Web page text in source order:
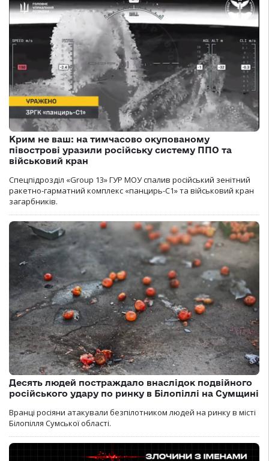
Крим не ваш: на тимчасово окупованому
півострові уразили російську систему ППО та
військовий кран
Спецпідрозділ «Group 13» ГУР МОУ спалив російський зенітний
ракетно-гарматний комплекс «панцирь-С1» та військовий кран
загарбників.
Десять людей постраждало внаслідок подвійного
російського удару по ринку в Білопіллі на Сумщині
Вранці росіяни атакували безпілотником людей на ринку в місті
Білопілля Сумської області.